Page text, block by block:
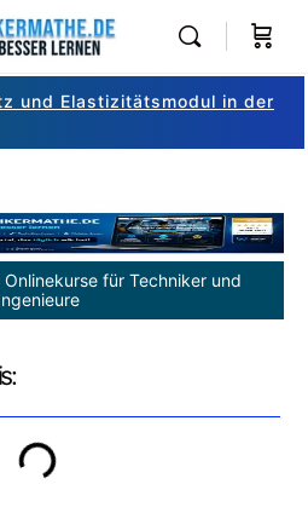
und Elastizitätsmodul in der
für Techniker und